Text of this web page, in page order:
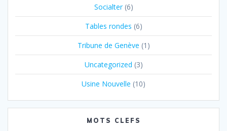
Socialter(6)
Tables rondes (6)
Tribune de Genève (1)
Uncategorized (3)
Usine Nouvelle (10)
MOTS CLEFS